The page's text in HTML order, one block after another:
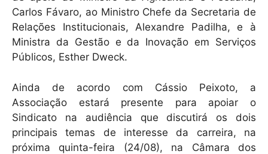
Carlos Fávaro, ao Ministro Chefe da Secretaria de
Relações Institucionais, Alexandre Padilha, e à
Ministra da Gestão e da Inovação em Serviços
Públicos, Esther Dweck.
Ainda de acordo com Cássio Peixoto, a
Associação estará presente para apoiar o
Sindicato na audiência que discutirá os dois
principais temas de interesse da carreira, na
próxima quinta-feira (24/08), na Câmara dos